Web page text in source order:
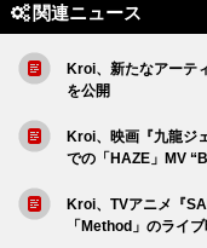
関連ニュース
Kroi、新たなアーテ
を公開
Kroi、映画『九龍ジ
での「HAZE」MV
Kroi、TVアニメ『
「Method」のライ